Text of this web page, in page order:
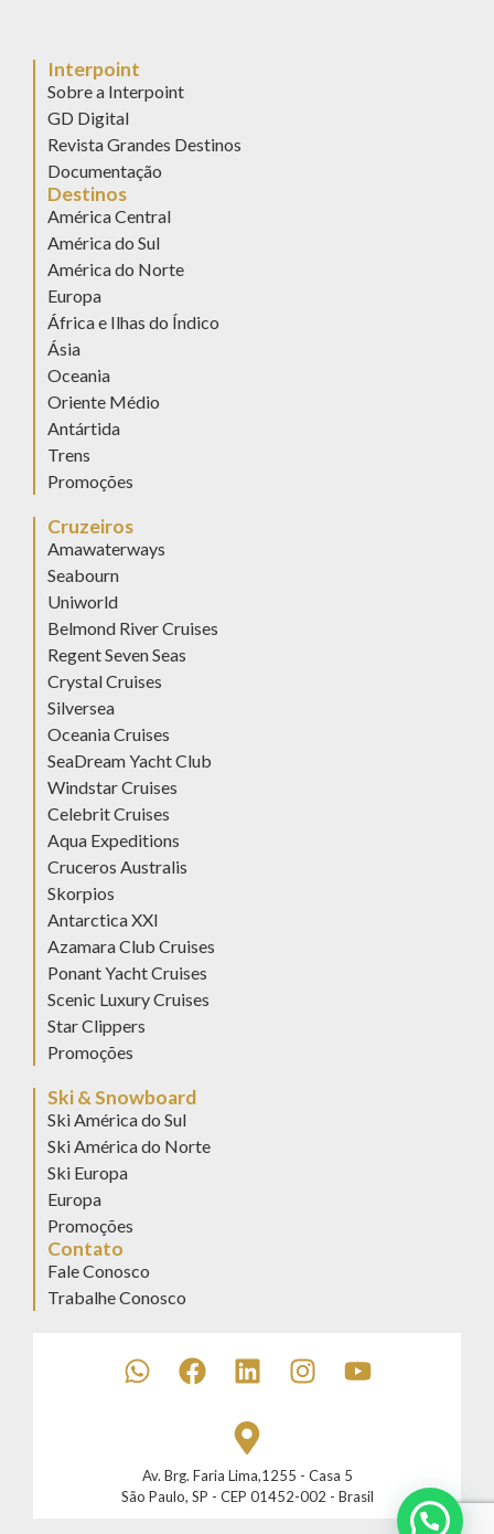
Interpoint
Sobre a Interpoint
GD Digital
Revista Grandes Destinos
Documentação
Destinos
América Central
América do Sul
América do Norte
Europa
África e Ilhas do Índico
Ásia
Oceania
Oriente Médio
Antártida
Trens
Promoções
Cruzeiros
Amawaterways
Seabourn
Uniworld
Belmond River Cruises
Regent Seven Seas
Crystal Cruises
Silversea
Oceania Cruises
SeaDream Yacht Club
Windstar Cruises
Celebrit Cruises
Aqua Expeditions
Cruceros Australis
Skorpios
Antarctica XXI
Azamara Club Cruises
Ponant Yacht Cruises
Scenic Luxury Cruises
Star Clippers
Promoções
Ski & Snowboard
Ski América do Sul
Ski América do Norte
Ski Europa
Europa
Promoções
Contato
Fale Conosco
Trabalhe Conosco
Av. Brg. Faria Lima,1255 - Casa 5
São Paulo, SP - CEP 01452-002 - Brasil